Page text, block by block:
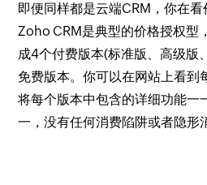
即便同样都是云端CRM，你在看
Zoho CRM是典型的价格授权型
成4个付费版本(标准版、高级版
免费版本。你可以在网站上看到
将每个版本中包含的详细功能一
一，没有任何消费陷阱或者隐形